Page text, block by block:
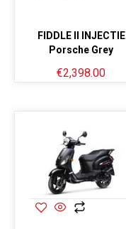
FIDDLE II INJECTIE
Porsche Grey
€2,398.00